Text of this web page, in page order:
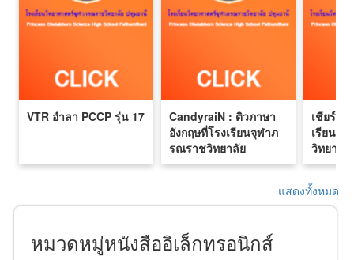
VTR อำลา PCCP รุ่น 17
CandyraiN : ติวภาษา
อังกฤษที่โรงเรียนจุฬาภ
รณราชวิทยาลัย
ปทุมธานี
เชียร์ลีด
เรียนจุ
วิทยาลั
แสดงทั้งหมด
หมวดหมู่หนังสืออิเล็กทรอนิกส์